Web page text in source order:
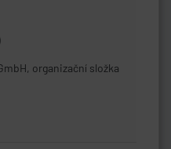
organizační složka